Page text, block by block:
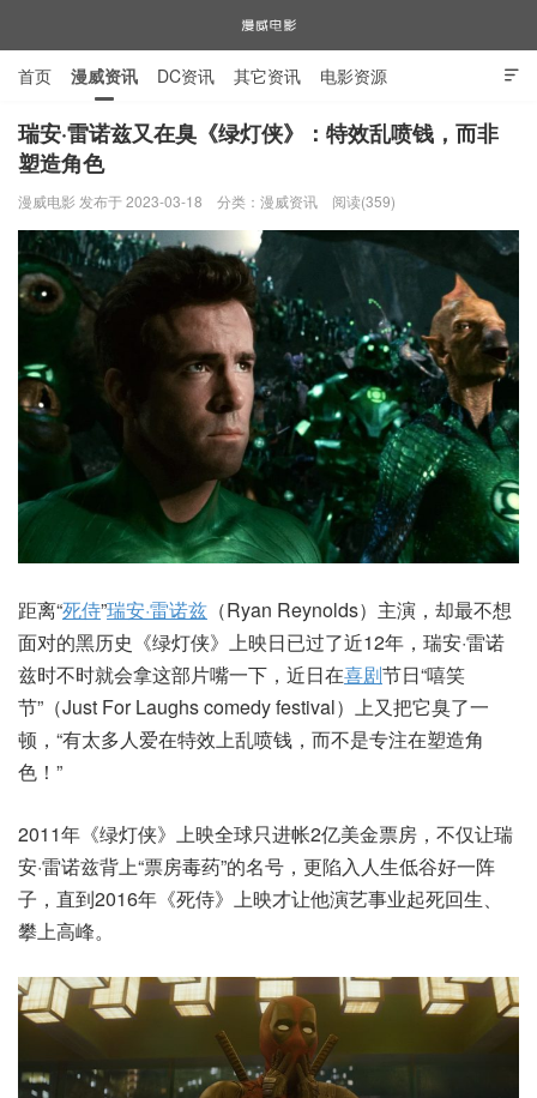
漫威电影

首页 漫威资讯 DC资讯 其它资讯 电影资源
电视剧资源 漫威图片
瑞安·雷诺兹又在臭《绿灯侠》：特效乱喷钱，而非
塑造角色
漫威电影 发布于 2023-03-18 分类： 漫威资讯 阅读(359)
距离“死侍”瑞安·雷诺兹 （Ryan Reynolds）主演，却最不想
面对的黑历史《绿灯侠》上映日已过了近12年，瑞安·雷诺
兹时不时就会拿这部片嘴一下，近日在喜剧节日“嘻笑
节”（Just For Laughs comedy festival）上又把它臭了一
顿，“有太多人爱在特效上乱喷钱，而不是专注在塑造角
色！”
2011年《绿灯侠》上映全球只进帐2亿美金票房，不仅让瑞
安·雷诺兹背上“票房毒药”的名号，更陷入人生低谷好一阵
子，直到2016年《死侍》上映才让他演艺事业起死回生、
攀上高峰。